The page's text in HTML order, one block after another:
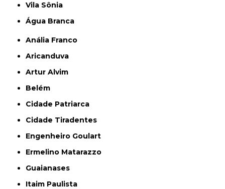
Vila Sônia
Água Branca
Anália Franco
Aricanduva
Artur Alvim
Belém
Cidade Patriarca
Cidade Tiradentes
Engenheiro Goulart
Ermelino Matarazzo
Guaianases
Itaim Paulista